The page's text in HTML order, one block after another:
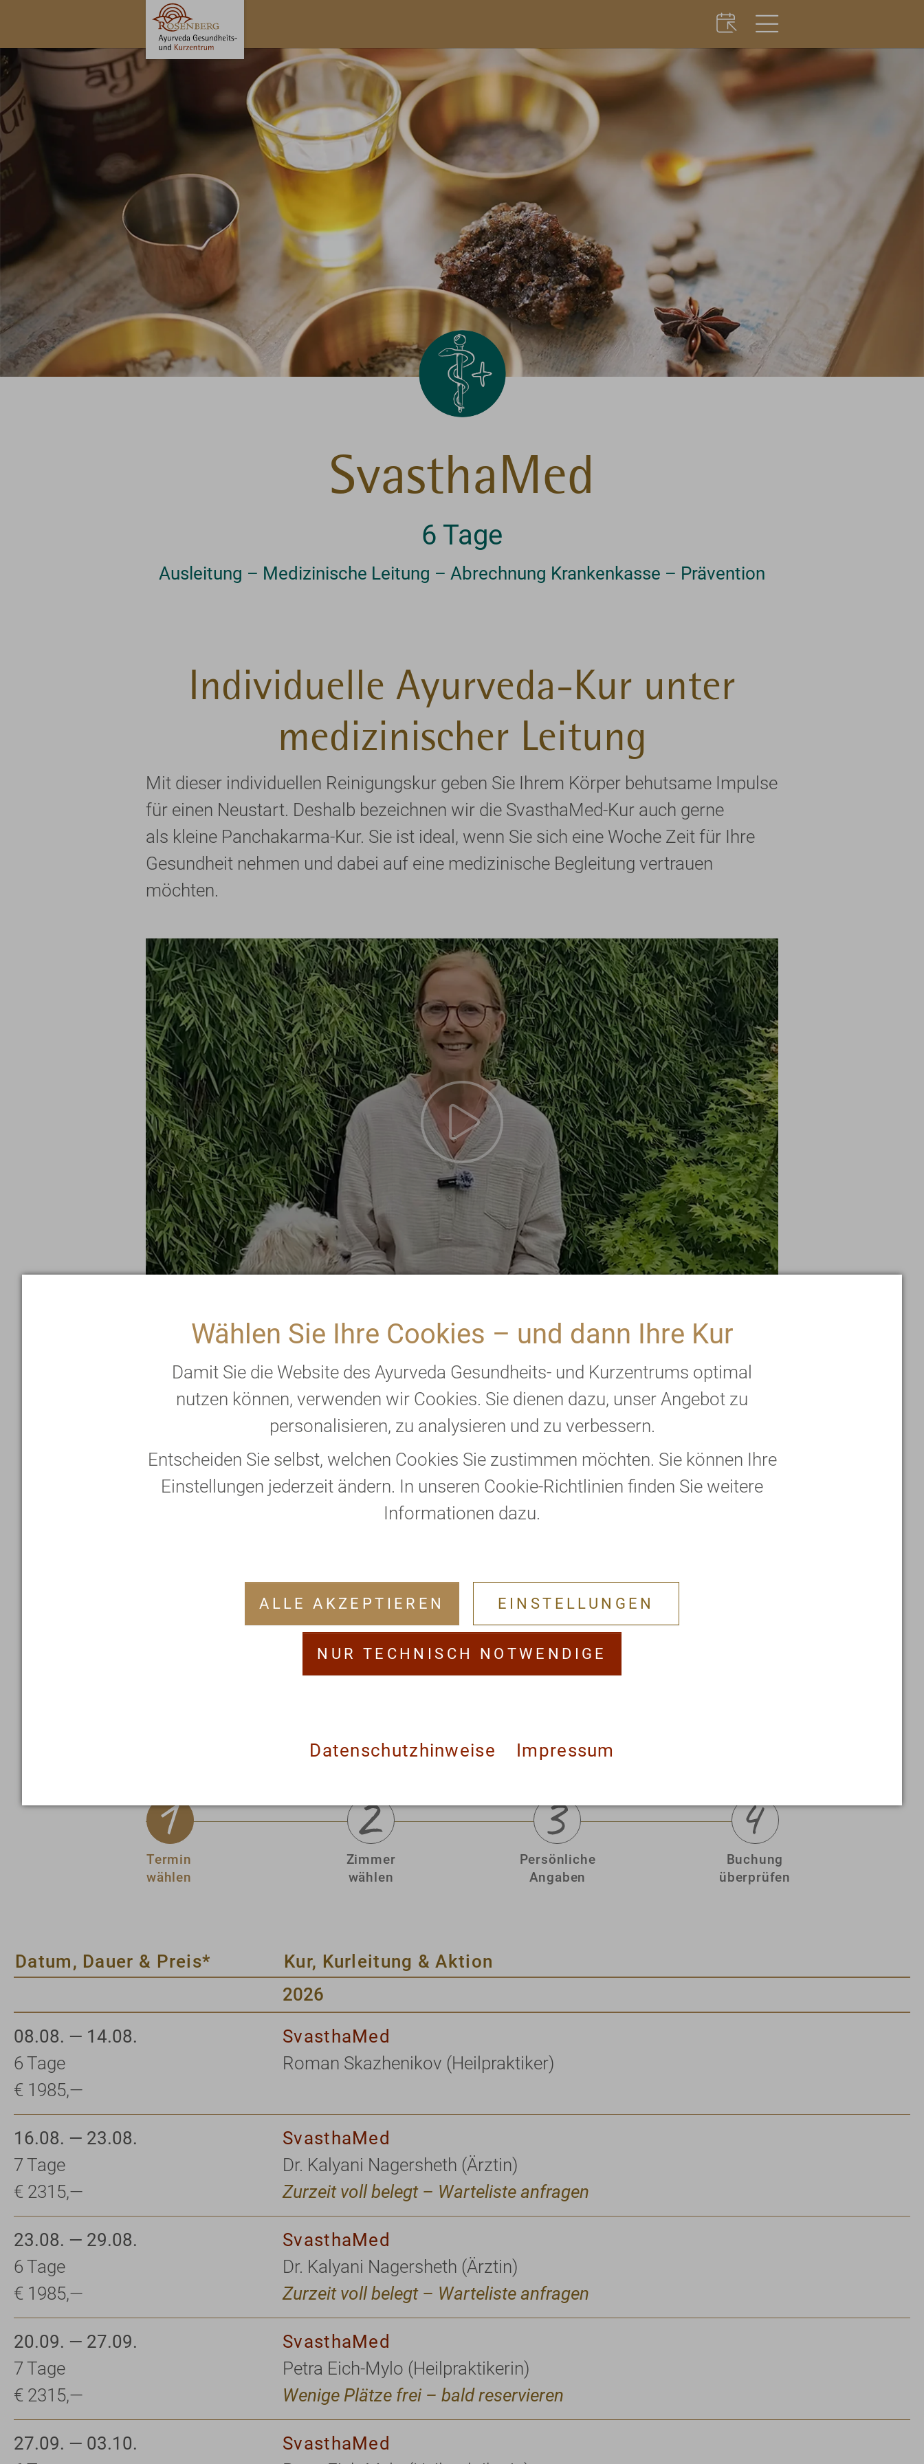
Wählen Sie Ihre Cookies – und dann Ihre Kur
Damit Sie die Website des Ayurveda Gesundheits- und Kurzentrums optimal
nutzen können, verwenden wir Cookies. Sie dienen dazu, unser Angebot zu
personalisieren, zu analysieren und zu verbessern.
Entscheiden Sie selbst, welchen Cookies Sie zustimmen möchten. Sie können Ihre
Einstellungen jederzeit ändern. In unseren Cookie-Richtlinien finden Sie weitere
Informationen dazu.
ALLE AKZEPTIEREN EINSTELLUNGEN
NUR TECHNISCH NOTWENDIGE
Datenschutzhinweise Impressum
SvasthaMed
6 Tage
Ausleitung – Medizinische Leitung – Abrechnung Krankenkasse – Prävention
Individuelle Ayurveda-Kur unter
medizinischer Leitung
Mit dieser individuellen Reinigungskur geben Sie Ihrem Körper behutsame Impulse
für einen Neustart. Deshalb bezeichnen wir die SvasthaMed-Kur auch gerne
als kleine Panchakarma-Kur. Sie ist ideal, wenn Sie sich eine Woche Zeit für Ihre
Gesundheit nehmen und dabei auf eine medizinische Begleitung vertrauen
möchten.
Die Kur
Medizinische Leistungen
Rahmenprogramm
Kurleitung
Passt diese Kur zu Ihnen?
Meine Kur auswählen
Termin
wählen
Zimmer
wählen
Persönliche
Angaben
Buchung
überprüfen
Datum, Dauer & Preis*
Kur, Kurleitung & Aktion
2026
08.08. — 14.08.
6 Tage
€ 1985,—
SvasthaMed
Roman Skazhenikov (Heilpraktiker)
16.08. — 23.08.
7 Tage
€ 2315,—
SvasthaMed
Dr. Kalyani Nagersheth (Ärztin)
Zurzeit voll belegt – Warteliste anfragen
23.08. — 29.08.
6 Tage
€ 1985,—
SvasthaMed
Dr. Kalyani Nagersheth (Ärztin)
Zurzeit voll belegt – Warteliste anfragen
20.09. — 27.09.
7 Tage
€ 2315,—
SvasthaMed
Petra Eich-Mylo (Heilpraktikerin)
Wenige Plätze frei – bald reservieren
27.09. — 03.10.
SvasthaMed